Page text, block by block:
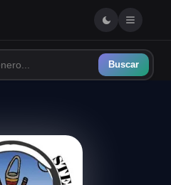
Buscar